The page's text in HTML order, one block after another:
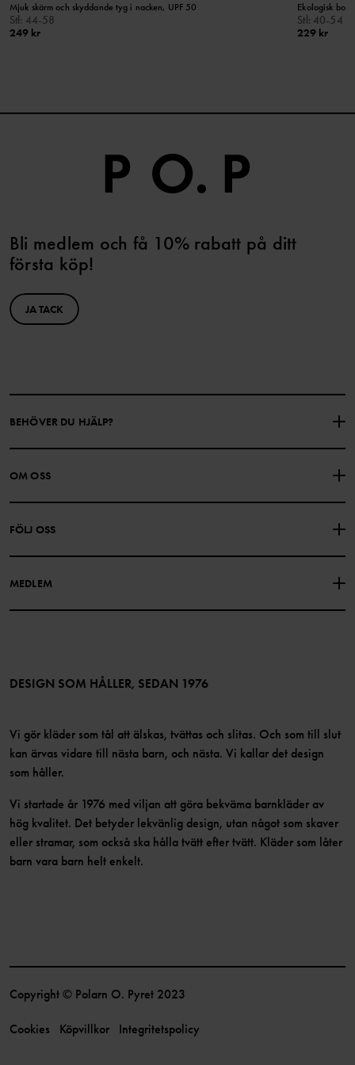
Mjuk skärm och skyddande tyg i nacken, UPF 50
Stl : 44-58
249 kr
Ekologisk
Stl : 40-54
229 kr
Bli medlem och få 10% rabatt på ditt
första köp!
JA TACK
BEHÖVER DU HJÄLP?
KONTAKTA OSS
PRESENTKORTSALDO KÖPVILLKOR
INTEGRITETSPOLICY
OM OSS
FÖLJ OSS
MEDLEM
Bli medlem
DESIGN SOM HÅLLER, SEDAN 1976
Vi gör kläder som tål att älskas, tvättas och slitas. Och som till slut
kan ärvas vidare till nästa barn, och nästa. Vi kallar det design
som håller.
Vi startade år 1976 med viljan att göra bekväma barnkläder av
hög kvalitet. Det betyder lekvänlig design, utan något som skaver
eller stramar, som också ska hålla tvätt efter tvätt. Kläder som låter
barn vara barn helt enkelt.
Copyright © Polarn O. Pyret 2023
Cookies Köpvillkor Integritetspolicy